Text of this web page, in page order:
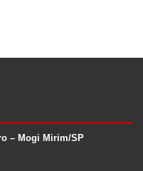
– Mogi Mirim/SP